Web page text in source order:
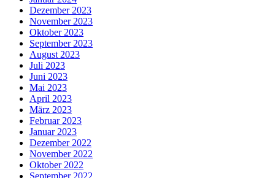
Dezember 2023
November 2023
Oktober 2023
September 2023
August 2023
Juli 2023
Juni 2023
Mai 2023
April 2023
März 2023
Februar 2023
Januar 2023
Dezember 2022
November 2022
Oktober 2022
September 2022